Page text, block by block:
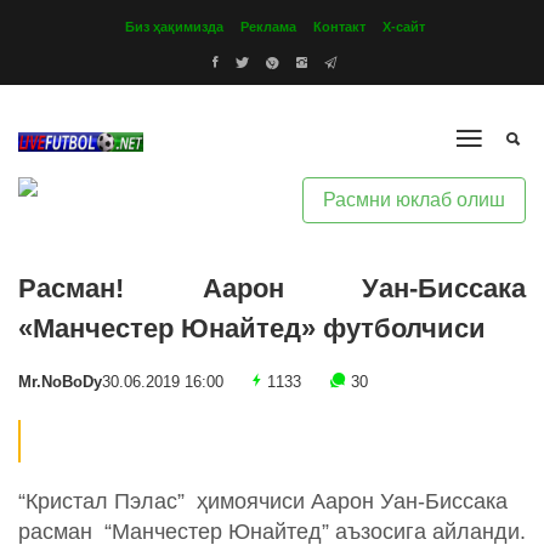
Биз ҳақимизда Реклама Контакт Х-сайт
Расмни юклаб олиш
Расман! Аарон Уан-Биссака
«Манчестер Юнайтед» футболчиси
Mr.NoBoDy30.06.2019 16:00 1133 30
“Кристал Пэлас” ҳимоячиси Аарон Уан-Биссака
расман “Манчестер Юнайтед” аъзосига айланди.